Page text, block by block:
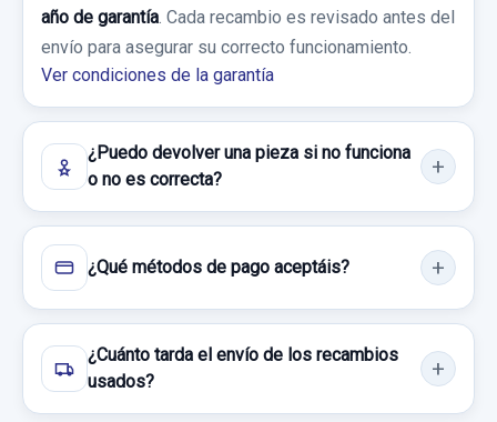
25,00 €
Sin IVA, gastos de envío no incluidos.
BRAZO SUSPENSION INFERIOR DELANTERO
IZQUIERDO
BRAZO SUSPENSION INFERIOR
DELANTERO... usado.
MITSUBISHI MONTERO (V60/V70) 3.2 DI-D
GLS (3-PTAS.)
Garantía 1 año
Ref:740920
30,00 €
Sin IVA, gastos de envío no incluidos.
año de garantía . Cada recambio es revisado antes del
envío para asegurar su correcto funcionamiento.
Ver condiciones de la garantía
¿Puedo devolver una pieza si no funciona
o no es correcta?
¿Qué métodos de pago aceptáis?
¿Cuánto tarda el envío de los recambios
usados?